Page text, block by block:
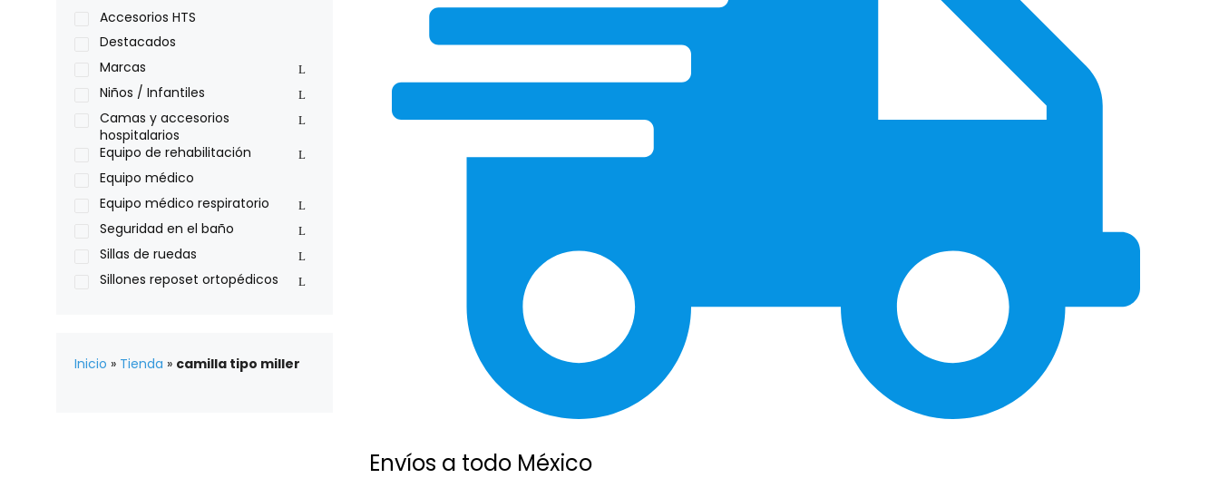
Envíos a todo México
Nidek
Oxiplus
Philips
Pride
Roho
Sillas de ruedas Everest Jennings
Stealth products
Xiehe Medical
Accesorios HTS
Destacados
Marcas
Niños / Infantiles
Camas y accesorios
hospitalarios
Equipo de rehabilitación
Equipo médico
Equipo médico respiratorio
Seguridad en el baño
Sillas de ruedas
Sillones reposet ortopédicos
Inicio » Tienda » camilla tipo miller